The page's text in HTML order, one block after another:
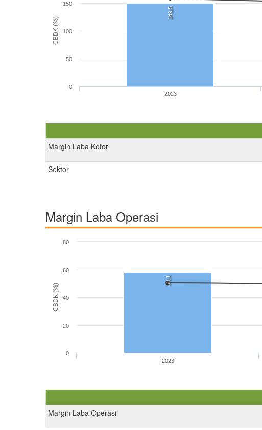
CBDK (%)
149,5
2023
0
50
100
150
Margin Laba Kotor
Sektor
Margin Laba Operasi
CBDK (%)
58,1
2023
0
20
40
60
80
Margin Laba Operasi